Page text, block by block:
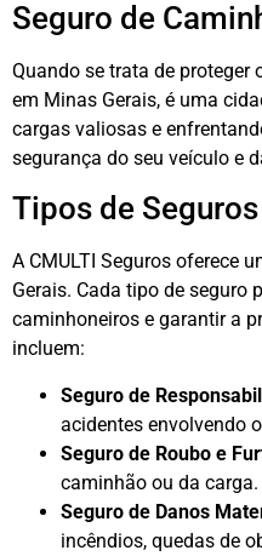
Seguro de
Quando se trata de
em Minas Gerais, é uma
cargas valiosas e
segurança do seu veículo e
Tipos de
A CMULTI Seguros oferece
Gerais. Cada tipo de seguro
caminhoneiros e garantir a
incluem:
Seguro de
acidentes envolvendo
Seguro de Roubo e
caminhão ou da carga.
Seguro de Danos
incêndios, quedas de